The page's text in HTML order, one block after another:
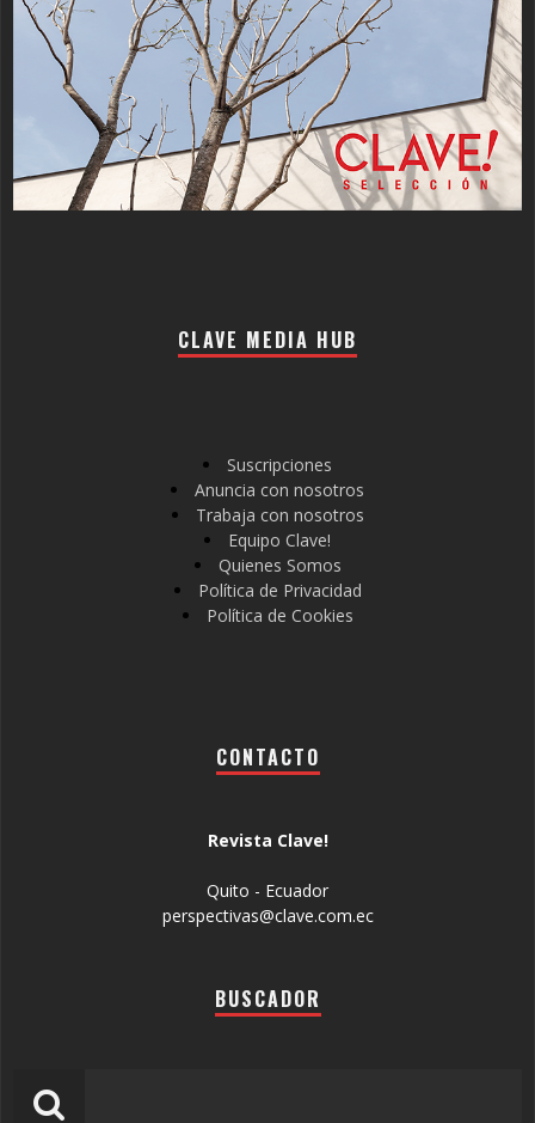
CLAVE MEDIA HUB
Suscripciones
Anuncia con nosotros
Trabaja con nosotros
Equipo Clave!
Quienes Somos
Política de Privacidad
Política de Cookies
CONTACTO
Revista Clave!
Quito - Ecuador
perspectivas@clave.com.ec
BUSCADOR